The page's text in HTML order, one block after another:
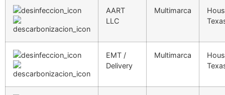
AART
LLC
Multimarca
EMT /
Delivery
Multimarca